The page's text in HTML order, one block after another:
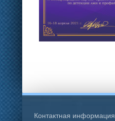
Контактная информация